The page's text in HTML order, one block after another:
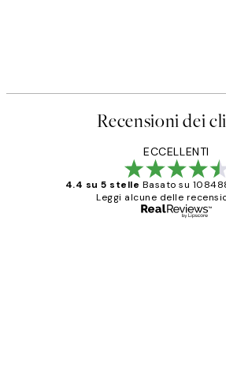
Recensioni dei
ECCELLENTI
4.4 su 5 stelle Basato su
Leggi alcune delle